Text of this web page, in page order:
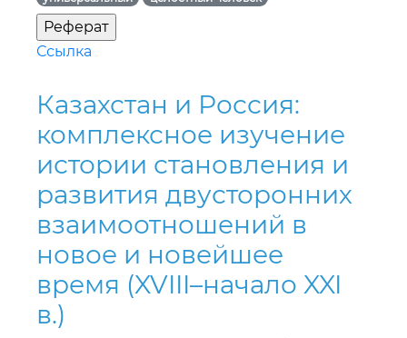
Ссылка
Казахстан и Россия:
комплексное изучение
истории становления и
развития двусторонних
взаимоотношений в
новое и новейшее
время (XVIII–начало XXI
в.)